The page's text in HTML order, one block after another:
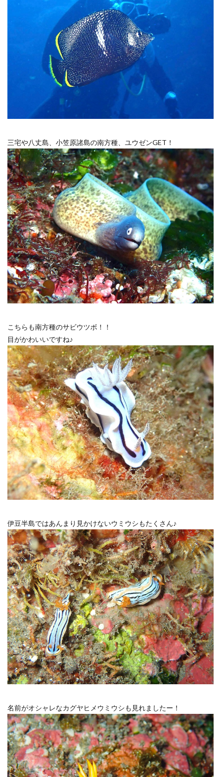
三宅や八丈島、小笠原諸島の南方種、ユウゼンGET！
こちらも南方種のサビウツボ！！
目がかわいいですね♪
伊豆半島ではあんまり見かけないウミウシもたくさん♪
名前がオシャレなカグヤヒメウミウシも見れましたー！